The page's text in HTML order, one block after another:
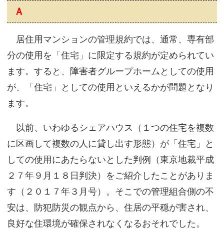
Ａ
居住用マンションの管理規約では、通常、専有部
分の使用を「住宅」に限定する規約が定められてい
ます。すると、障害者グループホームとしての使用
が、「住宅」としての使用といえるかが問題となり
ます。
以前、いわゆるシェアハウス（１つの住宅を複数
に区画して複数の人に貸し出す形態）が「住宅」と
しての使用にあたらないとした判例（東京地裁平成
２７年９月１８日判決）をご紹介したことがありま
す（２０１７年３月号）。そこでの管理組合側の不
安は、防犯防災の観点から、住居の平穏が害され、
良好な住環境が確保されなくなるおそれでした。